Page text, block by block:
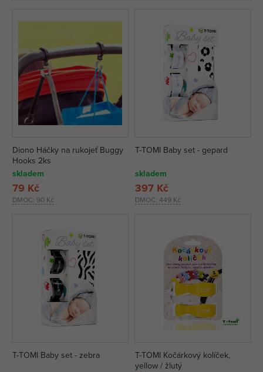
Diono Háčky na rukojeť Buggy
Hooks 2ks
skladem
DMOC: 90 Kč
79 Kč
T-TOMI Baby set - gepard
skladem
DMOC: 449 Kč
397 Kč
T-TOMI Baby set - zebra
T-TOMI Kočárkový kolíček,
yellow / žlutý